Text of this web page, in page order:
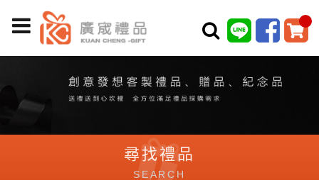
尋找禮品
SEARCH